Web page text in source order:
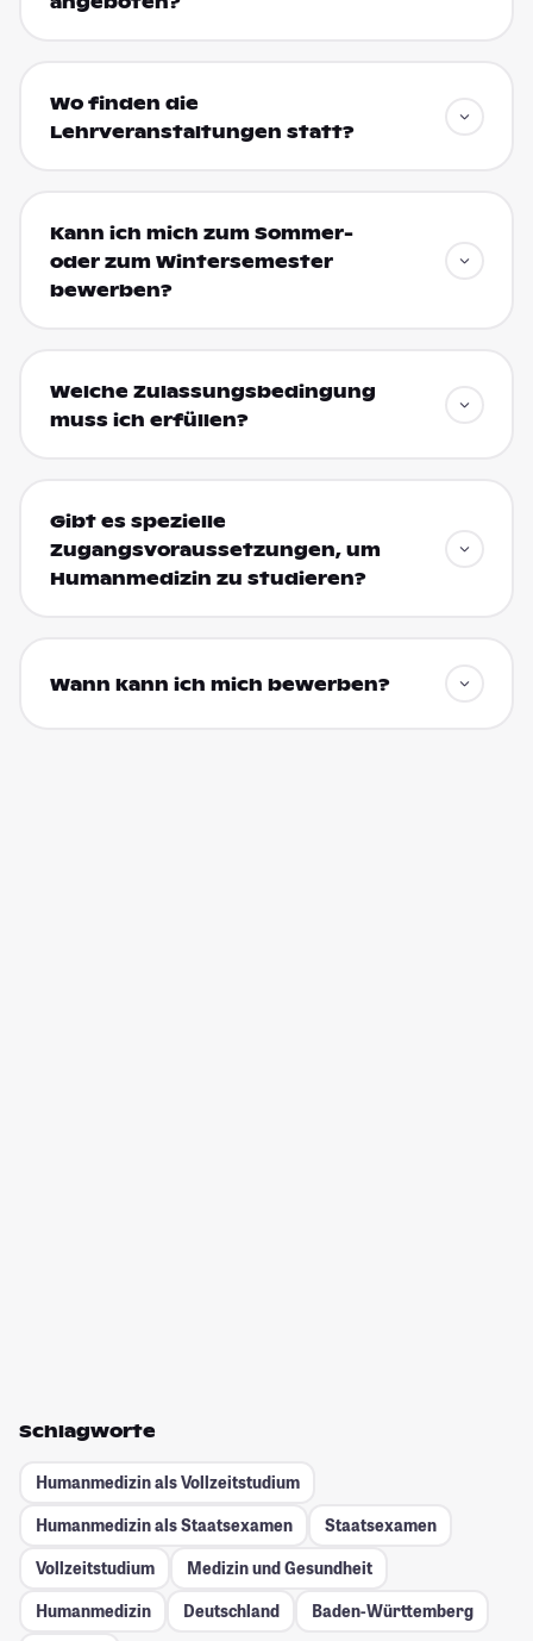
Wo finden die
Lehrveranstaltungen statt?
Kann ich mich zum Sommer-
oder zum Wintersemester
bewerben?
Welche Zulassungsbedingung
muss ich erfüllen?
Gibt es spezielle
Zugangsvoraussetzungen, um
Humanmedizin zu studieren?
Wann kann ich mich bewerben?
Schlagworte
Humanmedizin als Vollzeitstudium
Humanmedizin als Staatsexamen
Staatsexamen
Vollzeitstudium
Medizin und Gesundheit
Humanmedizin
Deutschland
Baden-Württemberg